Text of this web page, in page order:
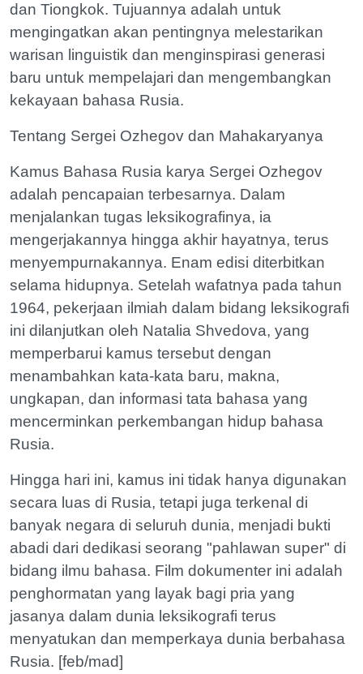
dan Tiongkok. Tujuannya adalah untuk
mengingatkan akan pentingnya melestarikan
warisan linguistik dan menginspirasi generasi
baru untuk mempelajari dan mengembangkan
kekayaan bahasa Rusia.
Tentang Sergei Ozhegov dan Mahakaryanya
Kamus Bahasa Rusia karya Sergei Ozhegov
adalah pencapaian terbesarnya. Dalam
menjalankan tugas leksikografinya, ia
mengerjakannya hingga akhir hayatnya, terus
menyempurnakannya. Enam edisi diterbitkan
selama hidupnya. Setelah wafatnya pada tahun
1964, pekerjaan ilmiah dalam bidang leksikografi
ini dilanjutkan oleh Natalia Shvedova, yang
memperbarui kamus tersebut dengan
menambahkan kata-kata baru, makna,
ungkapan, dan informasi tata bahasa yang
mencerminkan perkembangan hidup bahasa
Rusia.
Hingga hari ini, kamus ini tidak hanya digunakan
secara luas di Rusia, tetapi juga terkenal di
banyak negara di seluruh dunia, menjadi bukti
abadi dari dedikasi seorang "pahlawan super" di
bidang ilmu bahasa. Film dokumenter ini adalah
penghormatan yang layak bagi pria yang
jasanya dalam dunia leksikografi terus
menyatukan dan memperkaya dunia berbahasa
Rusia. [feb/mad]